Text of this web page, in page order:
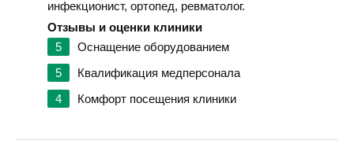
инфекционист, ортопед, ревматолог.
Отзывы и оценки клиники
5
Оснащение оборудованием
5
Квалификация медперсонала
4
Комфорт посещения клиники